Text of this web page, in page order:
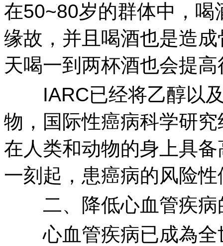
在50~80岁的群体中，
缘故，并且喝酒也是造
天喝一到两杯酒也会提
IARC已经将乙醇以及
物，国际性癌病科学研
在人类和动物的身上具
一刻起，患癌病的风险
二、降低心血管疾病
心血管疾病已成為全